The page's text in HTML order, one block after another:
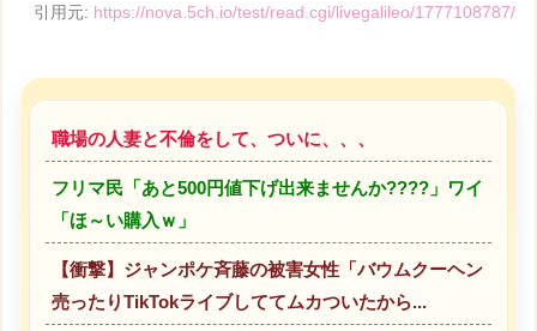
引用元: https://nova.5ch.io/test/read.cgi/livegalileo/1777108787/
職場の人妻と不倫をして、ついに、、、
フリマ民「あと500円値下げ出来ませんか????」ワイ
「ほ～い購入ｗ」
【衝撃】ジャンポケ斉藤の被害女性「バウムクーヘン
売ったりTikTokライブしててムカついたから...